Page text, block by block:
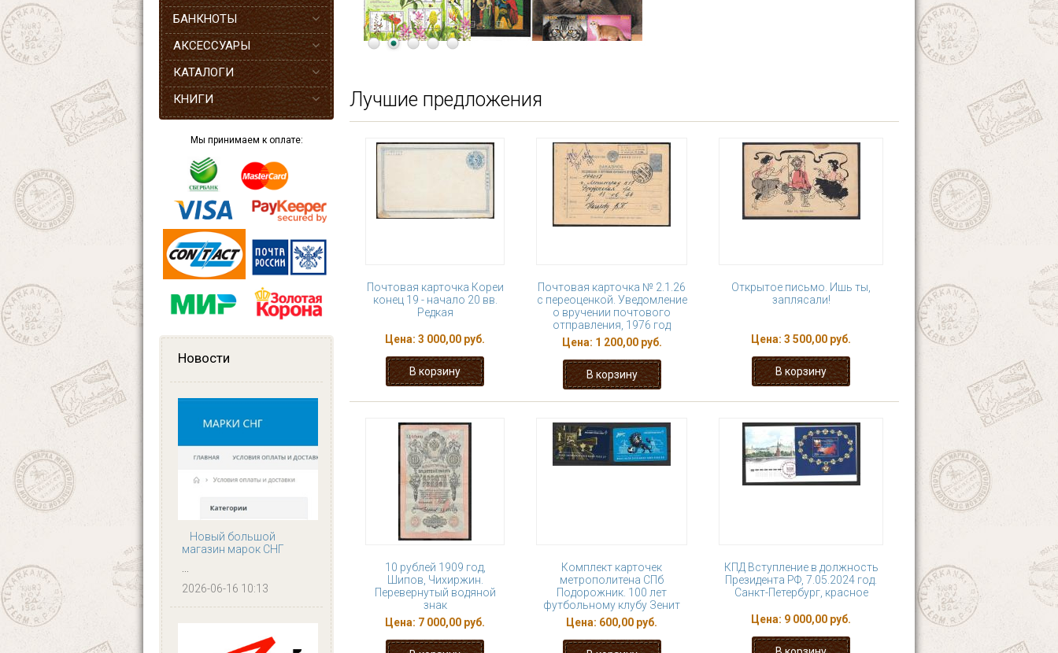
БАНКНОТЫ
АКСЕССУАРЫ
КАТАЛОГИ
КНИГИ
Мы принимаем к оплате:
Новости
Новый большой
магазин марок СНГ
...
2026-06-16 10:13
Лучшие предложения
Почтовая карточка Кореи
конец 19 - начало 20 вв.
Редкая
Цена: 3 000,00 руб.
Почтовая карточка № 2.1.26
с переоценкой. Уведомление
о вручении почтового
отправления, 1976 год
Цена: 1 200,00 руб.
Открытое письмо. Ишь ты,
заплясали!
Цена: 3 500,00 руб.
10 рублей 1909 год,
Шипов, Чихиржин.
Перевернутый водяной
знак
Цена: 7 000,00 руб.
Комплект карточек
метрополитена СПб
Подорожник. 100 лет
футбольному клубу Зенит
Цена: 600,00 руб.
КПД Вступление в должность
Президента РФ, 7.05.2024 год.
Санкт-Петербург, красное
Цена: 9 000,00 руб.